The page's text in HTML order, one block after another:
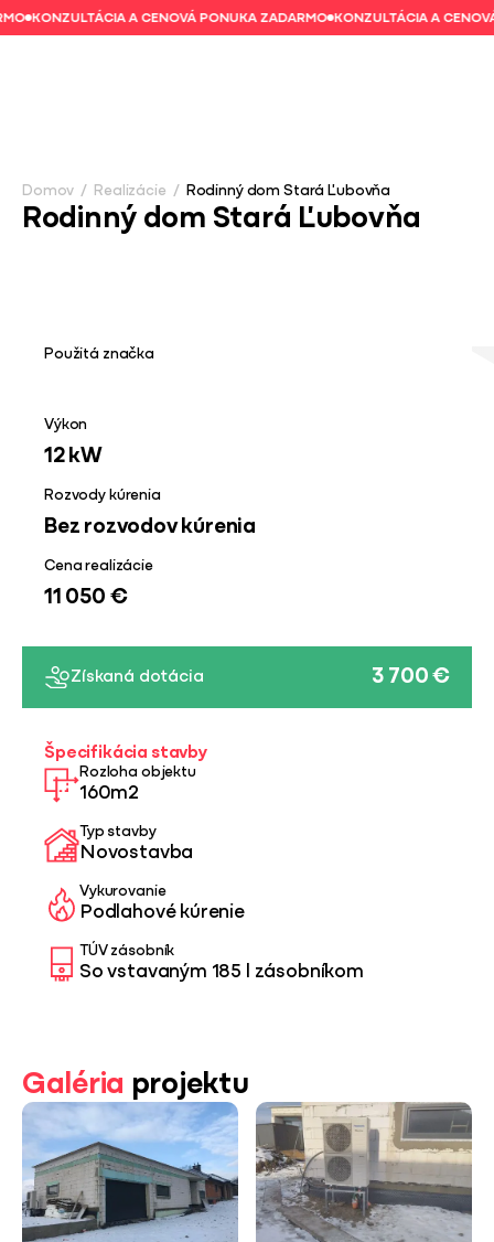
KONZULTÁCIA A CENOVÁ PONUKA ZADARMO KONZULTÁCIA A CENOVÁ
Domov / Realizácie / Rodinný dom Stará Ľubovňa
Rodinný dom Stará Ľubovňa
Galéria projektu
Použitá značka
Výkon
12 kW
Rozvody kúrenia
Bez rozvodov kúrenia
Cena realizácie
11 050 €
Získaná dotácia 3 700 €
Špecifikácia stavby
Rozloha objektu
160m2
Typ stavby
Novostavba
Vykurovanie
Podlahové kúrenie
TÚV zásobník
So vstavaným 185 l zásobníkom